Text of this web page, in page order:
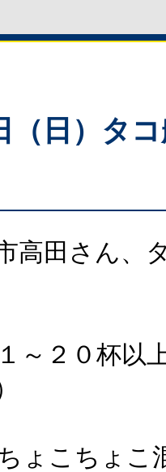
（日）タ
高田さん、
～２０杯以
ょこちょこ